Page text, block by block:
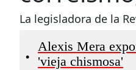
La legisladora de la
•
Alexis Mera
'vieja chismosa'